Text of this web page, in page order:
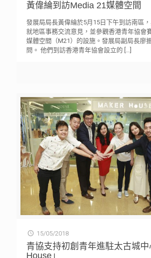
黃偉綸到訪Media 21媒體空間
發展局局長黃偉綸於5月15日下午到訪南區
就地區事務交流意見，並參觀香港青年協會
媒體空間（M21）的設施。發展局副局長廖
問。 他們到訪香港青年協會設立的 […]
15/05/2018
青協支持初創青年進駐太古城
House」